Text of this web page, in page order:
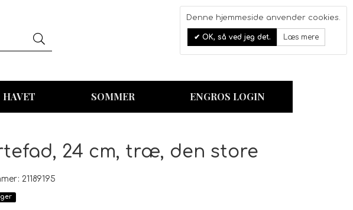
0
HAVET SOMMER ENGROS LOGIN
24 cm, træ, den store
21189195
Denne hjemmeside anvender cookies.
OK, så ved jeg det. Læs mere